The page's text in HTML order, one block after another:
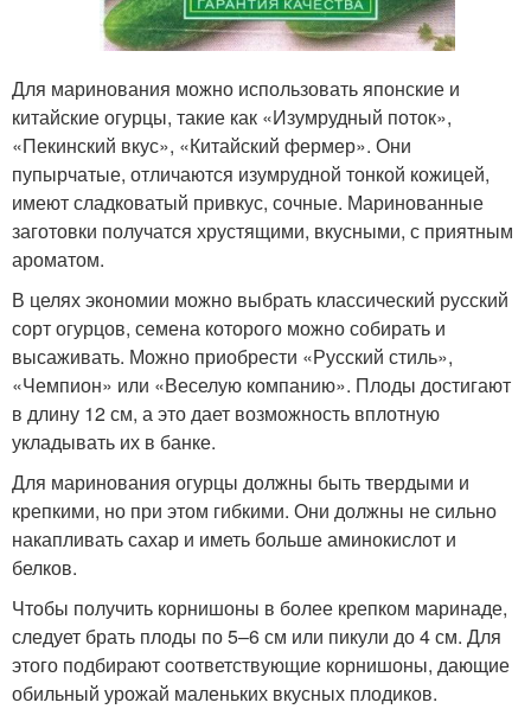
Для маринования можно использовать японские и
китайские огурцы, такие как «Изумрудный поток»,
«Пекинский вкус», «Китайский фермер». Они
пупырчатые, отличаются изумрудной тонкой кожицей,
имеют сладковатый привкус, сочные. Маринованные
заготовки получатся хрустящими, вкусными, с приятным
ароматом.
В целях экономии можно выбрать классический русский
сорт огурцов, семена которого можно собирать и
высаживать. Можно приобрести «Русский стиль»,
«Чемпион» или «Веселую компанию». Плоды достигают
в длину 12 см, а это дает возможность вплотную
укладывать их в банке.
Для маринования огурцы должны быть твердыми и
крепкими, но при этом гибкими. Они должны не сильно
накапливать сахар и иметь больше аминокислот и
белков.
Чтобы получить корнишоны в более крепком маринаде,
следует брать плоды по 5–6 см или пикули до 4 см. Для
этого подбирают соответствующие корнишоны, дающие
обильный урожай маленьких вкусных плодиков.